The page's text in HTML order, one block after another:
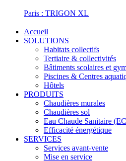
Paris : TRIGON XL
Accueil
SOLUTIONS
Habitats collectifs
Tertiaire & collectivités
Bâtiments scolaires et
Piscines & Centres
Hôtels
PRODUITS
Chaudières murales
Chaudières sol
Eau Chaude Sanitaire
Efficacité énergétique
SERVICES
Services avant-vente
Mise en service